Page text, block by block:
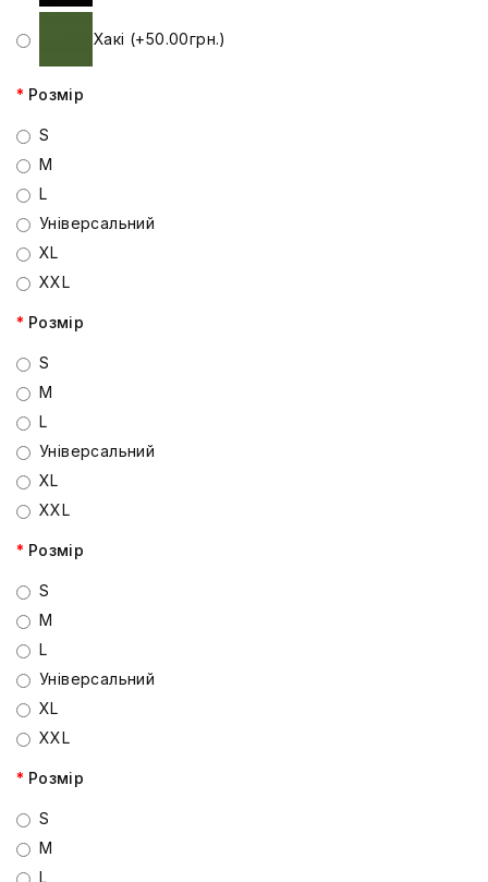
Хакі (+50.00грн.)
Розмір
S
M
L
Універсальний
XL
XXL
Розмір
S
M
L
Універсальний
XL
XXL
Розмір
S
M
L
Універсальний
XL
XXL
Розмір
S
M
L